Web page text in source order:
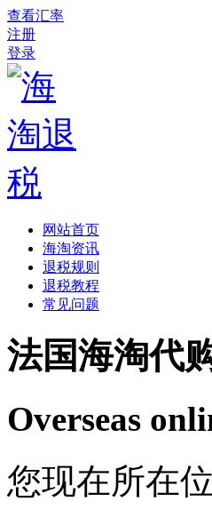
查看汇率
注册
登录
网站首页
海淘资讯
退税规则
退税教程
常见问题
法国海淘代
Overseas
您现在所在位